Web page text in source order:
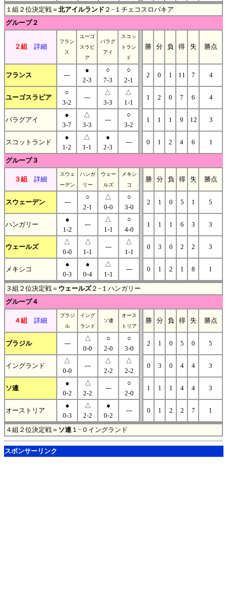
１組２位決定戦＝ 北アイルランド ２−１チェコスロバキア
グループ２
２組 詳細
フラン
ス
ユーゴ
スラビ
ア
パラグ
アイ
スコッ
トラン
ド
勝 分 負 得 失 勝点
フランス ---
●
2-3
○
7-3
○
2-1
2 0 1 11 7 4
ユーゴスラビア
○
3-2
---
△
3-3
△
1-1
1 2 0 7 6 4
パラグアイ
●
3-7
△
3-3
---
○
3-2
1 1 1 9 12 3
スコットランド
●
1-2
△
1-1
●
2-3
--- 0 1 2 4 6 1
グループ３
３組 詳細
スウェ
ーデン
ハンガ
リー
ウェー
ルズ
メキシ
コ
勝 分 負 得 失 勝点
スウェーデン ---
○
2-1
△
0-0
○
3-0
2 1 0 5 1 5
ハンガリー
●
1-2
---
△
1-1
○
4-0
1 1 1 6 3 3
ウェールズ
△
0-0
△
1-1
---
△
1-1
0 3 0 2 2 3
メキシコ
●
0-3
●
0-4
△
1-1
--- 0 1 2 1 8 1
３組２位決定戦＝ ウェールズ２−１ハンガリー
グループ４
４組 詳細
ブラジ
ル
イング
ランド
ソ連
オース
トリア
勝 分 負 得 失 勝点
ブラジル ---
△
0-0
○
2-0
○
3-0
2 1 0 5 0 5
イングランド
△
0-0
---
△
2-2
△
2-2
0 3 0 4 4 3
ソ連
●
0-2
△
2-2
---
○
2-0
1 1 1 4 4 3
オーストリア
●
0-3
△
2-2
●
0-2
--- 0 1 2 2 7 1
４組２位決定戦＝ ソ連 １−０イングランド
スポンサーリンク